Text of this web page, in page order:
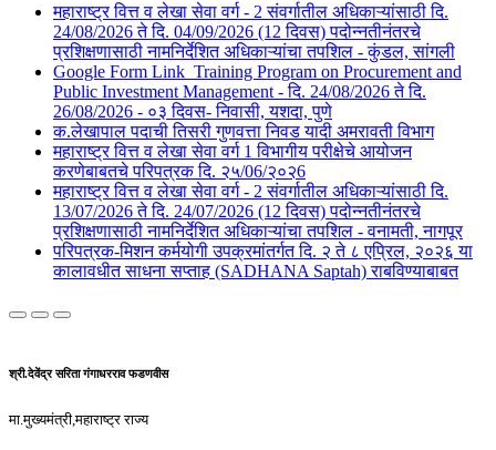
महाराष्ट्र वित्त व लेखा सेवा वर्ग - 2 संवर्गातील अधिकाऱ्यांसाठी दि.
24/08/2026 ते दि. 04/09/2026 (12 दिवस) पदोन्नतीनंतरचे
प्रशिक्षणासाठी नामनिर्देशित अधिकाऱ्यांचा तपशिल - कुंडल, सांगली​​
Google Form Link_Training Program on Procurement and
Public Investment Management - दि. 24/08/2026 ते दि.
26/08/2026 - ०३ दिवस- निवासी, यशदा, पुणे​
क.लेखापाल पदाची तिसरी गुणवत्ता निवड यादी अमरावती विभाग
महाराष्ट्र वित्त व लेखा सेवा वर्ग 1 विभागीय परीक्षेचे आयोजन
करणेबाबतचे परिपत्रक दि. २५/06/२०२6
महाराष्ट्र वित्त व लेखा सेवा वर्ग - 2 संवर्गातील अधिकाऱ्यांसाठी दि.
13/07/2026 ते दि. 24/07/2026 (12 दिवस) पदोन्नतीनंतरचे
प्रशिक्षणासाठी नामनिर्देशित अधिकाऱ्यांचा तपशिल - वनामती, नागपूर
परिपत्रक-मिशन कर्मयोगी उपक्रमांतर्गत दि. २ ते ८ एप्रिल, २०२६ या
कालावधीत साधना सप्ताह (SADHANA Saptah) राबविण्याबाबत
श्री.देवेंद्र सरिता गंगाधरराव फडणवीस
मा.मुख्यमंत्री,महाराष्ट्र राज्य